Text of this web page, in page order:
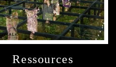
Ressources